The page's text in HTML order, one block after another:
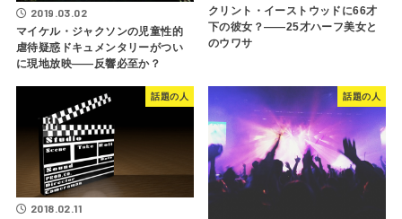
2019.03.02
マイケル・ジャクソンの児童性的
虐待疑惑ドキュメンタリーがつい
に現地放映――反響必至か？
クリント・イーストウッドに66才
下の彼女？――25才ハーフ美女と
のウワサ
話題の人
2018.02.11
話題の人